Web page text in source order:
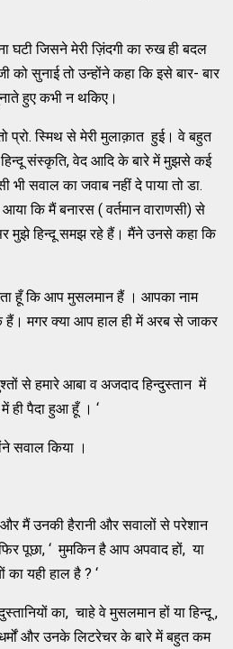
घटी जिसने मेरी ज़िंदगी का रुख ही बदल
को सुनाई तो उन्होंने कहा कि इसे बार- बार
हुए कभी न थकिए।
प्रो. स्मिथ से मेरी मुलाक़ात हुई। वे बहुत
हिन्दू संस्कृति, वेद आदि के बारे में मुझसे कई
सवाल का जवाब नहीं दे पाया तो डा.
कि मैं बनारस ( वर्तमान वाराणसी) से
मुझे हिन्दू समझ रहे हैं। मैंने उनसे कहा कि
हूँ कि आप मुसलमान हैं । आपका नाम
मगर क्या आप हाल ही में अरब से जाकर
से हमारे आबा व अजदाद हिन्दुस्तान में
ही पैदा हुआ हूँ । ‘
सवाल किया ।
और मैं उनकी हैरानी और सवालों से परेशान
फिर पूछा, ‘ मुमकिन है आप अपवाद हों, या
का यही हाल है ? ‘
का, चाहे वे मुसलमान हों या हिन्दू ,
और उनके लिटरेचर के बारे में बहुत कम